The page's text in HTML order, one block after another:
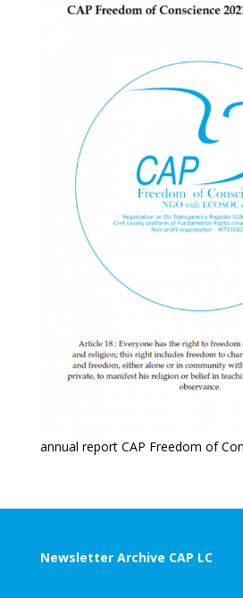
annual report CAP Freedom of
Newsletter Archive CAP LC